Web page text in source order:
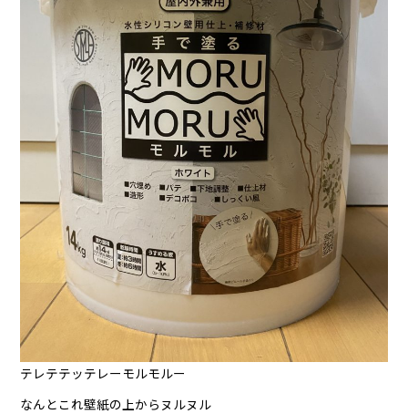
テレテテッテレーモルモルー
なんとこれ壁紙の上からヌルヌル